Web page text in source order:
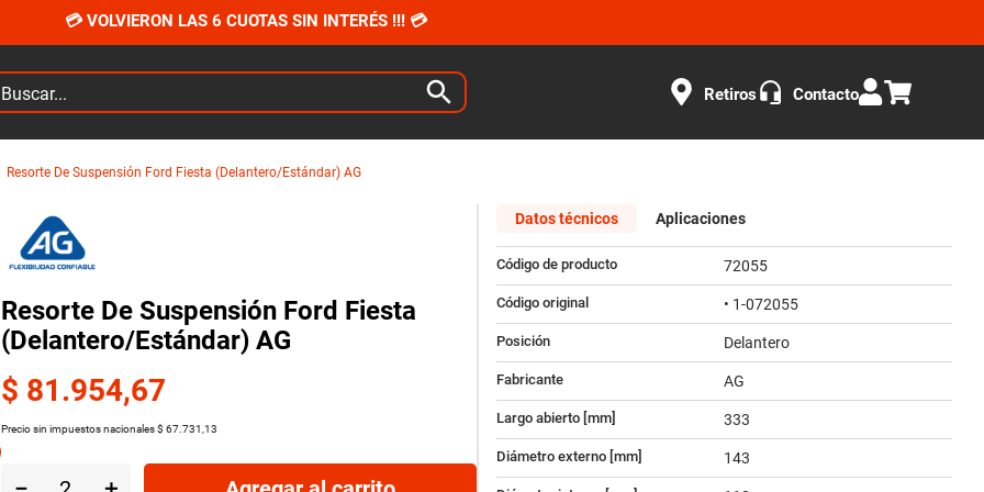
💳 VOLVIERON LAS 6 CUOTAS SIN INTERÉS !!! 💳
Retiros Contacto
Resorte De Suspensión Ford Fiesta (Delantero/Estándar) AG
Resorte De Suspensión Ford Fiesta
(Delantero/Estándar) AG
$ 81.954,67
Precio sin impuestos nacionales$ 67. 731 13
Datos técnicos Aplicaciones
Código de producto 72055
Código original • 1-072055
Posición Delantero
Fabricante AG
Largo abierto [mm] 333
Diámetro externo [mm] 143